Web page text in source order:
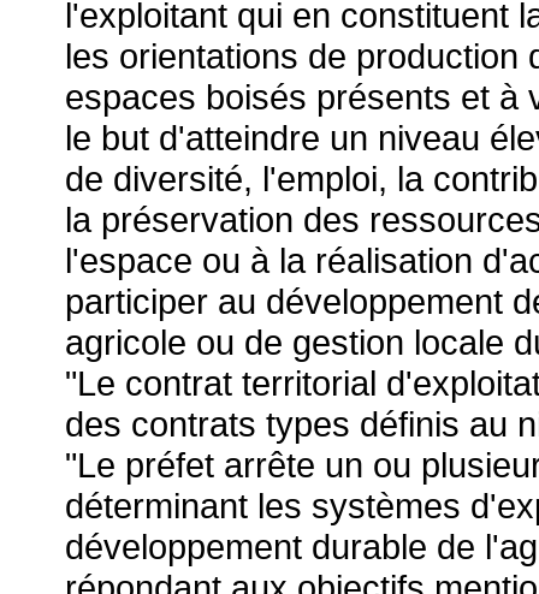
l'exploitant qui en constituent
les orientations de production
espaces boisés présents et à
le but d'atteindre un niveau
de diversité, l'emploi, la
la préservation des
l'espace ou à la réalisation
participer au développement
agricole ou de gestion locale
"Le contrat territorial
des contrats types définis au
"Le préfet arrête un ou
déterminant les systèmes
développement durable de